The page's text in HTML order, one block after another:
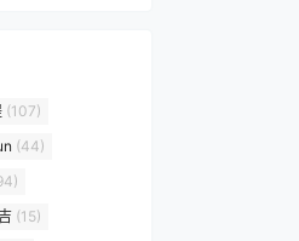
(107)
(44)
(15)